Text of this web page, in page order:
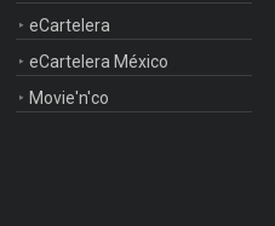
eCartelera
eCartelera México
Movie'n'co